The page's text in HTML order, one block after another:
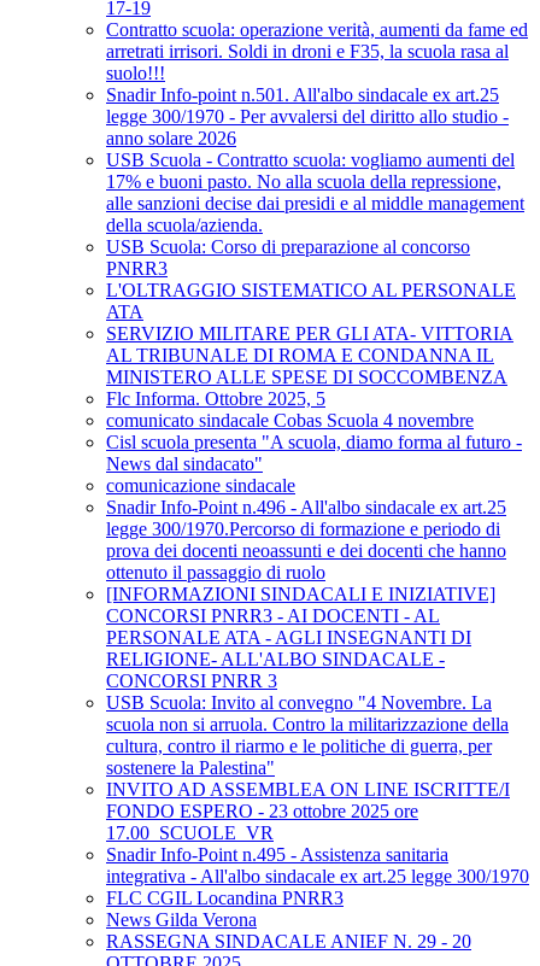
17-19
Contratto scuola: operazione verità, aumenti da fame ed
arretrati irrisori. Soldi in droni e F35, la scuola rasa al
suolo!!!
Snadir Info-point n.501. All'albo sindacale ex art.25
legge 300/1970 - Per avvalersi del diritto allo studio -
anno solare 2026
USB Scuola - Contratto scuola: vogliamo aumenti del
17% e buoni pasto. No alla scuola della repressione,
alle sanzioni decise dai presidi e al middle management
della scuola/azienda.
USB Scuola: Corso di preparazione al concorso
PNRR3
L'OLTRAGGIO SISTEMATICO AL PERSONALE
ATA
SERVIZIO MILITARE PER GLI ATA- VITTORIA
AL TRIBUNALE DI ROMA E CONDANNA IL
MINISTERO ALLE SPESE DI SOCCOMBENZA
Flc Informa. Ottobre 2025, 5
comunicato sindacale Cobas Scuola 4 novembre
Cisl scuola presenta "A scuola, diamo forma al futuro -
News dal sindacato"
comunicazione sindacale
Snadir Info-Point n.496 - All'albo sindacale ex art.25
legge 300/1970.Percorso di formazione e periodo di
prova dei docenti neoassunti e dei docenti che hanno
ottenuto il passaggio di ruolo
[INFORMAZIONI SINDACALI E INIZIATIVE]
CONCORSI PNRR3 - AI DOCENTI - AL
PERSONALE ATA - AGLI INSEGNANTI DI
RELIGIONE- ALL'ALBO SINDACALE -
CONCORSI PNRR 3
USB Scuola: Invito al convegno "4 Novembre. La
scuola non si arruola. Contro la militarizzazione della
cultura, contro il riarmo e le politiche di guerra, per
sostenere la Palestina"
INVITO AD ASSEMBLEA ON LINE ISCRITTE/I
FONDO ESPERO - 23 ottobre 2025 ore
17.00_SCUOLE_VR
Snadir Info-Point n.495 - Assistenza sanitaria
integrativa - All'albo sindacale ex art.25 legge 300/1970
FLC CGIL Locandina PNRR3
News Gilda Verona
RASSEGNA SINDACALE ANIEF N. 29 - 20